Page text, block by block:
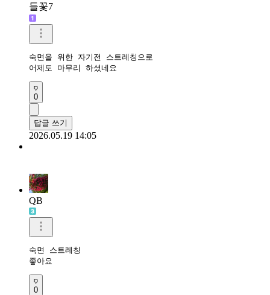
들꽃7
숙면을 위한 자기전 스트레칭으로
어제도 마무리 하셨네요
0
답글 쓰기
2026.05.19 14:05
QB
숙면 스트레칭
좋아요
0